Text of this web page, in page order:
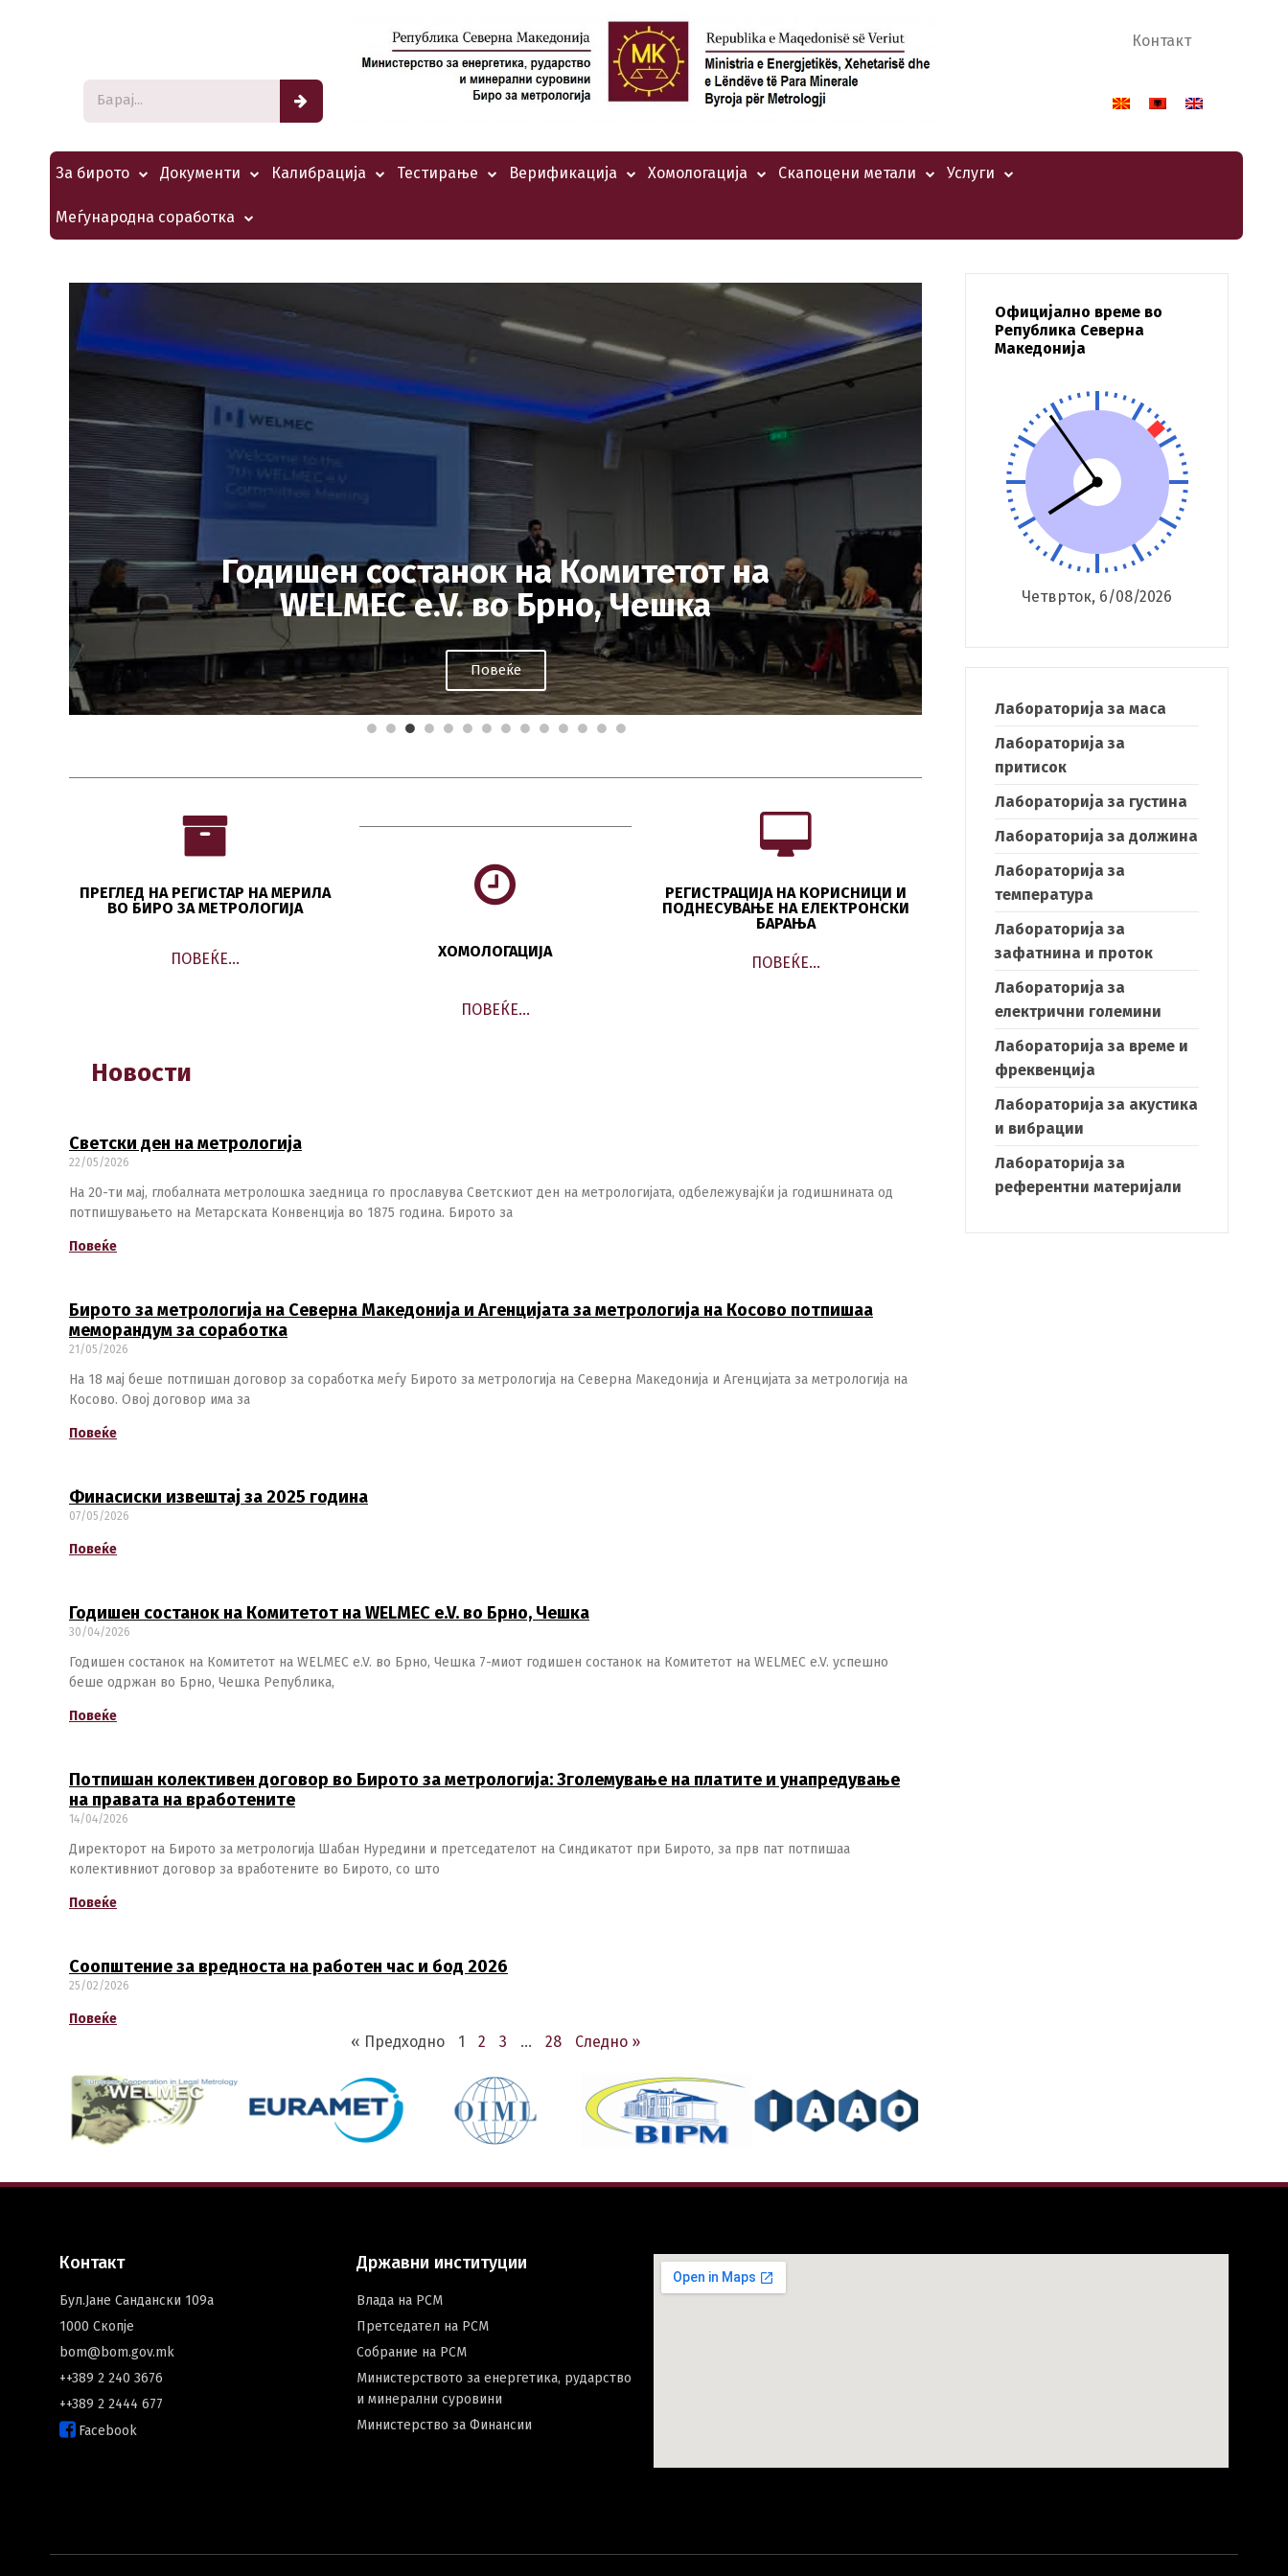
Контакт
За бирото Документи Калибрација Тестирање Верификација Хомологација Скапоцени метали Услуги
Меѓународна соработка
Годишен состанок на Комитетот на
WELMEC e.V. во Брно, Чешка
Повеќе
ПРЕГЛЕД НА РЕГИСТАР НА МЕРИЛА
ВО БИРО ЗА МЕТРОЛОГИЈА
ПОВЕЌЕ… ХОМОЛОГАЦИЈА
ПОВЕЌЕ…
РЕГИСТРАЦИЈА НА КОРИСНИЦИ И
ПОДНЕСУВАЊЕ НА ЕЛЕКТРОНСКИ
БАРАЊА
ПОВЕЌЕ…
Новости
Светски ден на метрологија
22/05/2026
На 20-ти мај, глобалната метролошка заедница го прославува Светскиот ден на метрологијата, одбележувајќи ја годишнината од
потпишувањето на Метарската Конвенција во 1875 година. Бирото за
Повеќе
Бирото за метрологија на Северна Македонија и Агенцијата за метрологија на Косово потпишаа
меморандум за соработка
21/05/2026
На 18 мај беше потпишан договор за соработка меѓу Бирото за метрологија на Северна Македонија и Агенцијата за метрологија на
Косово. Овој договор има за
Повеќе
Финасиски извештај за 2025 година
07/05/2026
Повеќе
Годишен состанок на Комитетот на WELMEC e.V. во Брно, Чешка
30/04/2026
Годишен состанок на Комитетот на WELMEC e.V. во Брно, Чешка 7-миот годишен состанок на Комитетот на WELMEC e.V. успешно
беше одржан во Брно, Чешка Република,
Повеќе
Потпишан колективен договор во Бирото за метрологија: Зголемување на платите и унапредување
на правата на вработените
14/04/2026
Директорот на Бирото за метрологија Шабан Нуредини и претседателот на Синдикатот при Бирото, за прв пат потпишаа
колективниот договор за вработените во Бирото, со што
Повеќе
Соопштение за вредноста на работен час и бод 2026
25/02/2026
Повеќе
« Предходно 1 2 3 … 28 Следно »
Официјално време во
Република Северна
Македонија
Четврток, 6/08/2026
Лабораторија за маса
Лабораторија за
притисок
Лабораторија за густина
Лабораторија за должина
Лабораторија за
температура
Лабораторија за
зафатнина и проток
Лабораторија за
електрични големини
Лабораторија за време и
фреквенција
Лабораторија за акустика
и вибрации
Лабораторија за
референтни материјали
Контакт
Бул.Јане Сандански 109а
1000 Скопје
bom@bom.gov.mk
++389 2 240 3676
++389 2 2444 677
Facebook
Државни институции
Влада на РСМ
Претседател на РСМ
Собрание на РСМ
Министерството за енергетика, рударство
и минерални суровини
Министерство за Финансии